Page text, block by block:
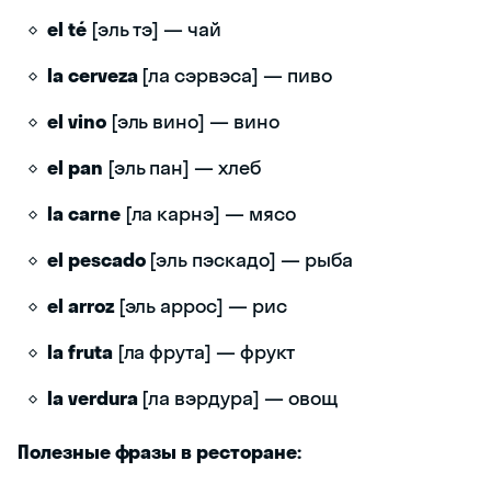
el té[эль тэ] — чай
la cerveza[ла сэрвэса] — пиво
el vino[эль вино] — вино
el pan [эль пан] — хлеб
la carne[ла карнэ] — мясо
el pescado[эль пэскадо] — рыба
el arroz[эль аррос] — рис
la fruta[ла фрута] — фрукт
la verdura[ла вэрдура] — овощ
Полезные фразы в ресторане: